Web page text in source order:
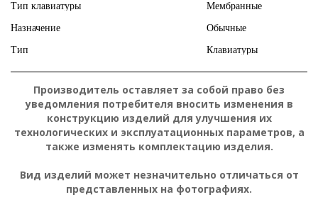
Тип клавиатуры Мембранные
Назначение Обычные
Тип Клавиатуры
о
б
н
е
:
Производитель оставляет за собой право без
уведомления потребителя вносить изменения в
конструкцию изделий для улучшения их
технологических и эксплуатационных параметров, а
также изменять комплектацию изделия.
Вид изделий может незначительно отличаться от
представленных на фотографиях.